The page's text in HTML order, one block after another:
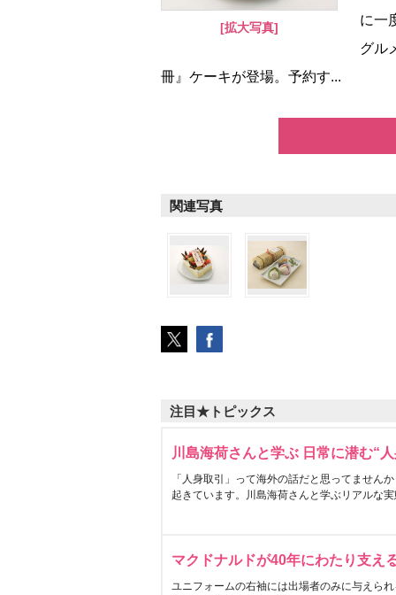
[拡大写真]
に一
グル
冊』ケーキが登場。予約す...
関連写真
注目★トピックス
川島海荷さんと学ぶ 日常に潜む“
「人身取引」って海外の話だと思ってません
起きています。川島海荷さんと学ぶリアルな
マクドナルドが40年にわたり支え
ユニフォームの右袖には出場者のみに与えら